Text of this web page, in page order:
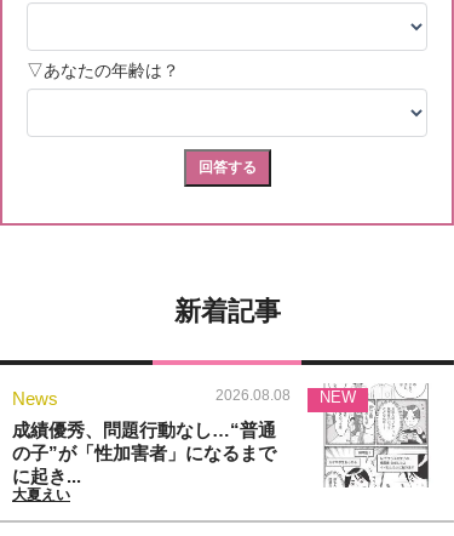
新着記事
News 2026.08.08
成績優秀、問題行動なし…“普通
の子”が「性加害者」になるまで
に起き...
大夏えい
NEW